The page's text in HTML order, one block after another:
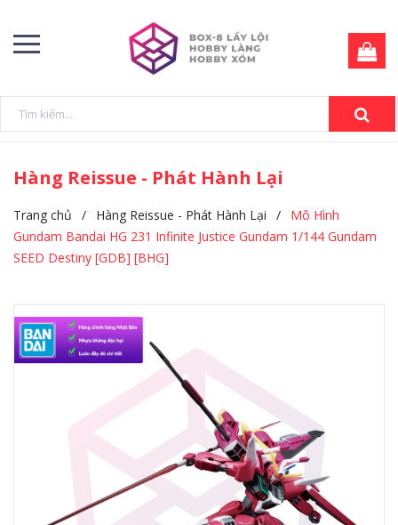
Hàng Reissue - Phát Hành Lại
Trang chủ / Hàng Reissue - Phát Hành Lại /
Mô Hình
Gundam Bandai HG 231 Infinite Justice Gundam 1/144 Gundam
SEED Destiny [GDB] [BHG]